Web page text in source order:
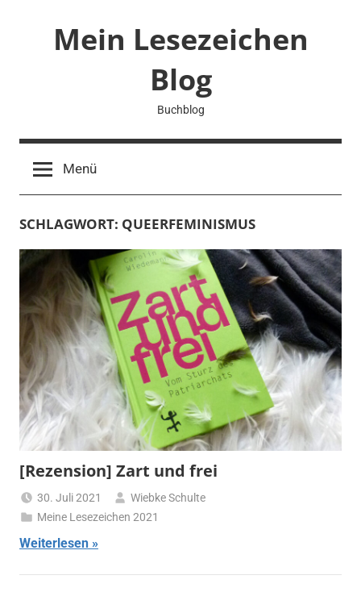
Mein Lesezeichen
Blog
Buchblog
Menü
SCHLAGWORT: QUEERFEMINISMUS
[Rezension] Zart und frei
30. Juli 2021
Wiebke Schulte
Meine Lesezeichen 2021
Weiterlesen